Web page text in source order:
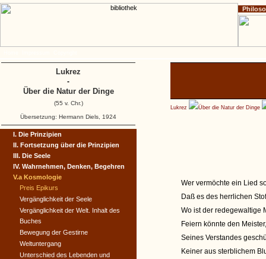
Lukrez Über die Natur der Dinge
Wer vermöchte ein Lied
Daß es des herrlichen
Wo ist der redegewaltige
Feiern könnte den
Seines Verstandes
Keiner aus sterblichem
I. Die Prinzipien
II. Fortsetzung über die Prinzipien
III. Die Seele
IV. Wahrnehmen, Denken, Begehren
V.a Kosmologie
Preis Epikurs
Vergänglichkeit der Seele
Vergänglichkeit der Welt. Inhalt des
Buches
Bewegung der Gestirne
Weltuntergang
Unterschied des Lebenden und
Lukrez
-
Über die Natur der Dinge
(55 v. Chr.)
Übersetzung: Hermann Diels, 1924